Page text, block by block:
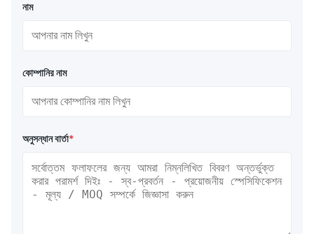
নাম
কোম্পানির নাম
অনুসন্ধান বার্তা*